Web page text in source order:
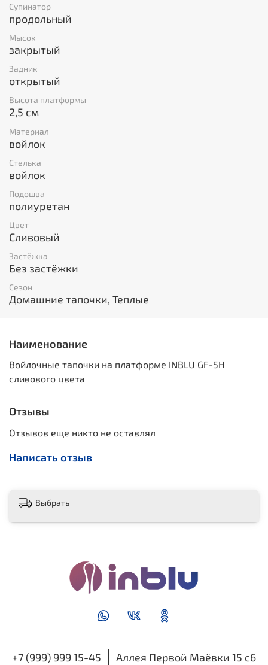
Супинатор
продольный
Мысок
закрытый
Задник
открытый
Высота платформы
2,5 см
Материал
войлок
Стелька
войлок
Подошва
полиуретан
Цвет
Сливовый
Застёжка
Без застёжки
Сезон
Домашние тапочки, Теплые
Наименование
Войлочные тапочки на платформе INBLU GF-5H
сливового цвета
Отзывы
Отзывов еще никто не оставлял
Написать отзыв
Выбрать
+7 (999) 999 15-45 Аллея Первой Маёвки 15 с6